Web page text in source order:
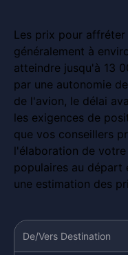
Les prix pour
généralement à
atteindre jusqu'à 13
par une autonomie
de l'avion, le délai
les exigences de
que vos conseillers
l'élaboration de
populaires au départ
une estimation des
De/Vers Destination